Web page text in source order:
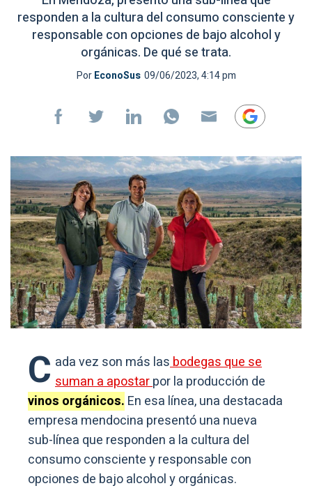
responden a la cultura del consumo consciente y
responsable con opciones de bajo alcohol y
orgánicas. De qué se trata.
PorEconoSus 09/06/2023, 4:14 pm
C ada vez son más lasbodegas que se
suman a apostarpor la producción de
vinos orgánicos. En esa línea, una destacada
empresa mendocina presentó una nueva
sub-línea que responden a la cultura del
consumo consciente y responsable con
opciones de bajo alcohol y orgánicas.